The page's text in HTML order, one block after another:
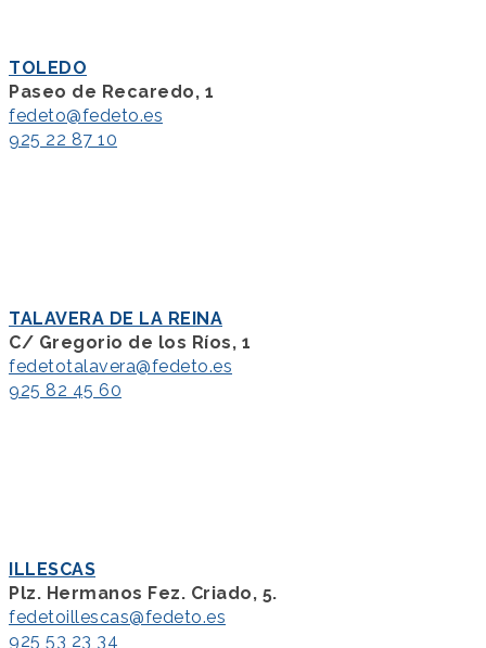
TOLEDO
Paseo de Recaredo, 1
fedeto@fedeto.es
925 22 87 10
TALAVERA DE LA REINA
C/ Gregorio de los Ríos, 1
fedetotalavera@fedeto.es
925 82 45 60
ILLESCAS
Plz. Hermanos Fez. Criado, 5.
fedetoillescas@fedeto.es
925 53 23 34